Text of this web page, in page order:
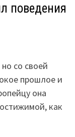
поведения
со своей
прошлое и
она
как